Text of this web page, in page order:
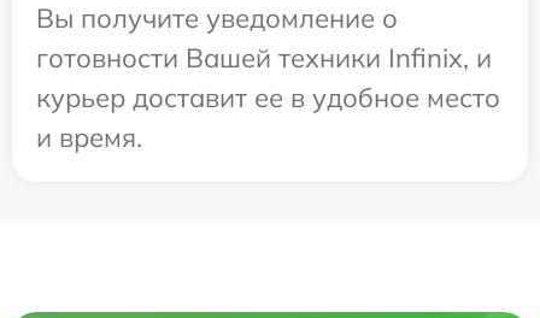
Вы получите уведомление о
готовности Вашей техники Infinix, и
курьер доставит ее в удобное место
и время.